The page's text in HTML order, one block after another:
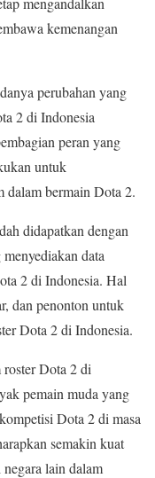
kemenangan
perubahan yang
2 di Indonesia
peran yang
untuk
dalam bermain Dota 2.
didapatkan dengan
data
2 di Indonesia. Hal
dan penonton untuk
Dota 2 di Indonesia.
Dota 2 di
pemain muda yang
Dota 2 di masa
semakin kuat
lain dalam